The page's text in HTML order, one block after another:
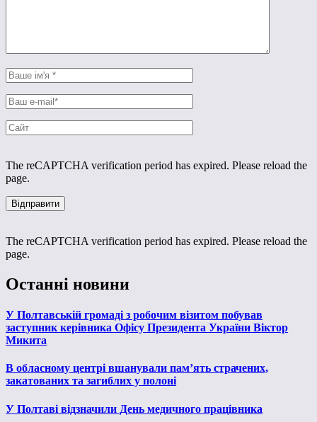
The reCAPTCHA verification period has expired. Please reload the
page.
The reCAPTCHA verification period has expired. Please reload the
page.
Останні новини
У Полтавській громаді з робочим візитом побував
заступник керівника Офісу Президента України Віктор
Микита
В обласному центрі вшанували пам’ять страчених,
закатованих та загиблих у полоні
У Полтаві відзначили День медичного працівника